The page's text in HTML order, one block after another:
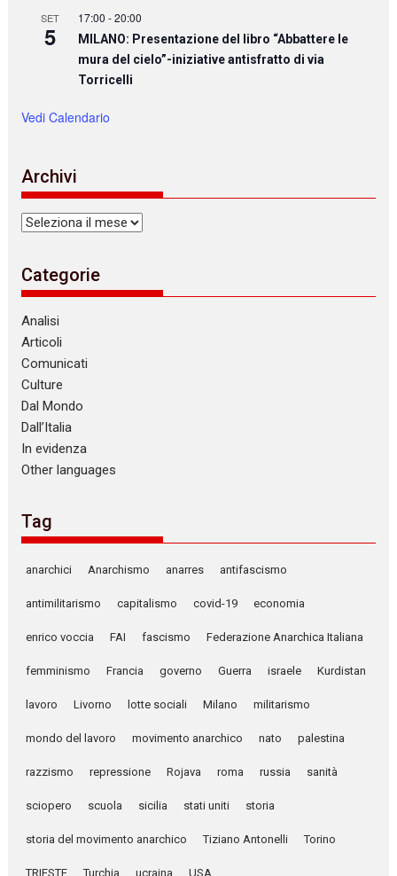
SET
5
17:00 -20:00
MILANO: Presentazione del libro “Abbattere le
mura del cielo”-iniziative antisfratto di via
Torricelli
Vedi Calendario
Archivi
Archivi
Categorie
Analisi
Articoli
Comunicati
Culture
Dal Mondo
Dall’Italia
In evidenza
Other languages
Tag
anarchici Anarchismo anarres antifascismo
antimilitarismo capitalismo covid-19 economia
enrico voccia FAI fascismo Federazione Anarchica Italiana
femminismo Francia governo Guerra israele Kurdistan
lavoro Livorno lotte sociali Milano militarismo
mondo del lavoro movimento anarchico nato palestina
razzismo repressione Rojava roma russia sanità
sciopero scuola sicilia stati uniti storia
storia del movimento anarchico Tiziano Antonelli Torino
TRIESTE Turchia ucraina USA